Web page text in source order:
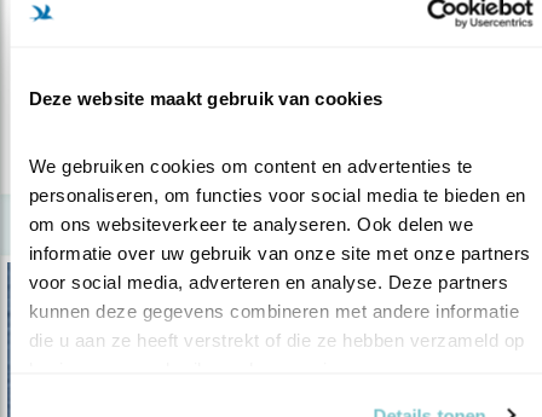
Deze website maakt gebruik van cookies
We gebruiken cookies om content en advertenties te
personaliseren, om functies voor social media te bieden en
om ons websiteverkeer te analyseren. Ook delen we
informatie over uw gebruik van onze site met onze partners
voor social media, adverteren en analyse. Deze partners
kunnen deze gegevens combineren met andere informatie
die u aan ze heeft verstrekt of die ze hebben verzameld op
Grote sternkolonie op Texel bedreigd
lees meer